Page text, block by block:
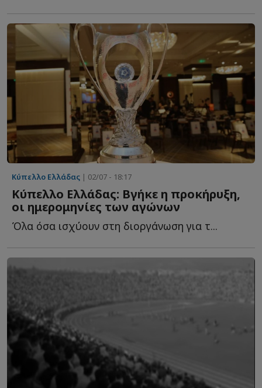
Κύπελλο Ελλάδας | 02/07 - 18:17
Κύπελλο Ελλάδας: Βγήκε η προκήρυξη,
οι ημερομηνίες των αγώνων
Όλα όσα ισχύουν στη διοργάνωση για τ...